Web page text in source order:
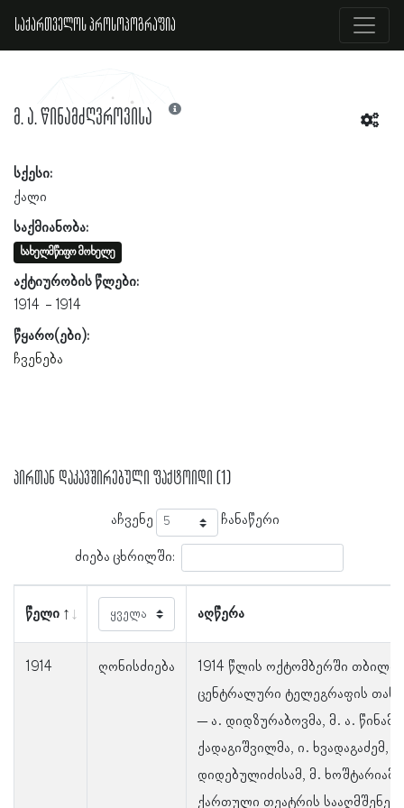
საქართველოს პროსოპოგრაფია
მ. ა. წინამძღვროვისა
სქესი:
ქალი
საქმიანობა:
სახელმწიფო მოხელე
აქტიურობის წლები:
1914
1914
წყარო(ები):
ჩვენება
პირთან დაკავშირებული ფაქტოიდი (1)
აჩვენე ჩანაწერი
ძიება ცხრილში:
წელი აღწერა
1914 ღონისძიება
1914 წლის ოქტომბერში
ცენტრალური ტელეგრაფის
– ა. დიდზურაბოვმა, მ. ა.
ქადაგიშვილმა, ი. ხვადაგაძემ, მ.
დიდებულიძისამ, მ. ხოშტარიამ
ქართული თეატრის